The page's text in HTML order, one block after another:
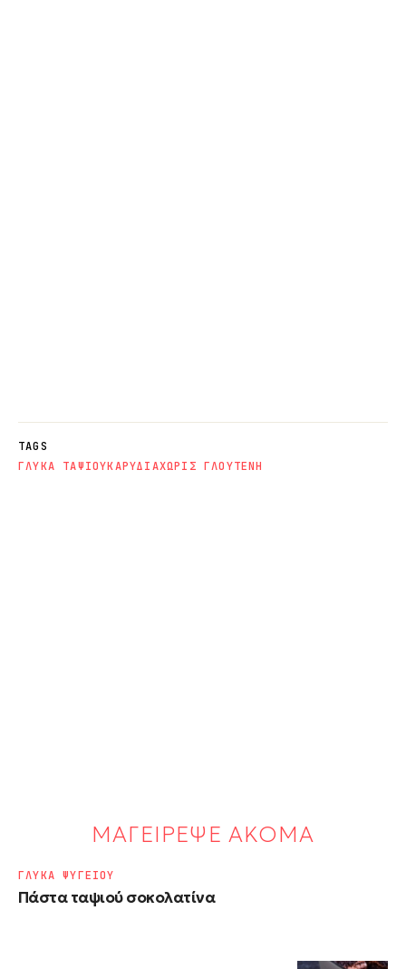
TAGS
ΓΛΥΚΑ ΤΑΨΙΟΥΚΑΡΥΔΙΑΧΩΡΙΣ ΓΛΟΥΤΕΝΗ
ΜΑΓΕΙΡΕΨΕ ΑΚΟΜΑ
Πάστα ταψιού σοκολατίνα
ΓΛΥΚΑ ΨΥΓΕΙΟΥ